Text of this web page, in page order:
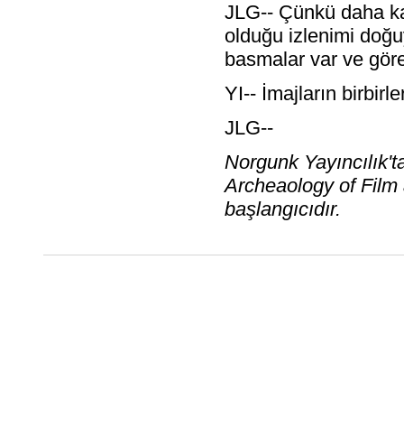
JLG-- Çünkü daha
olduğu izlenimi
basmalar var ve
YI-- İmajların
JLG--
Norgunk
Archeaology of Film
başlangıcıdır.